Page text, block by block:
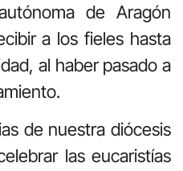
de Aragón
a los fieles hasta
al haber pasado a
de nuestra diócesis
las eucaristías